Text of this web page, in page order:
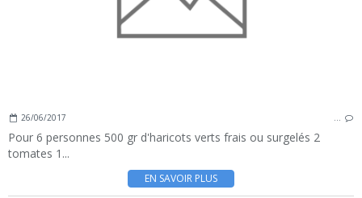
26/06/2017
Pour 6 personnes 500 gr d'haricots verts frais ou surgelés 2
tomates 1...
EN SAVOIR PLUS